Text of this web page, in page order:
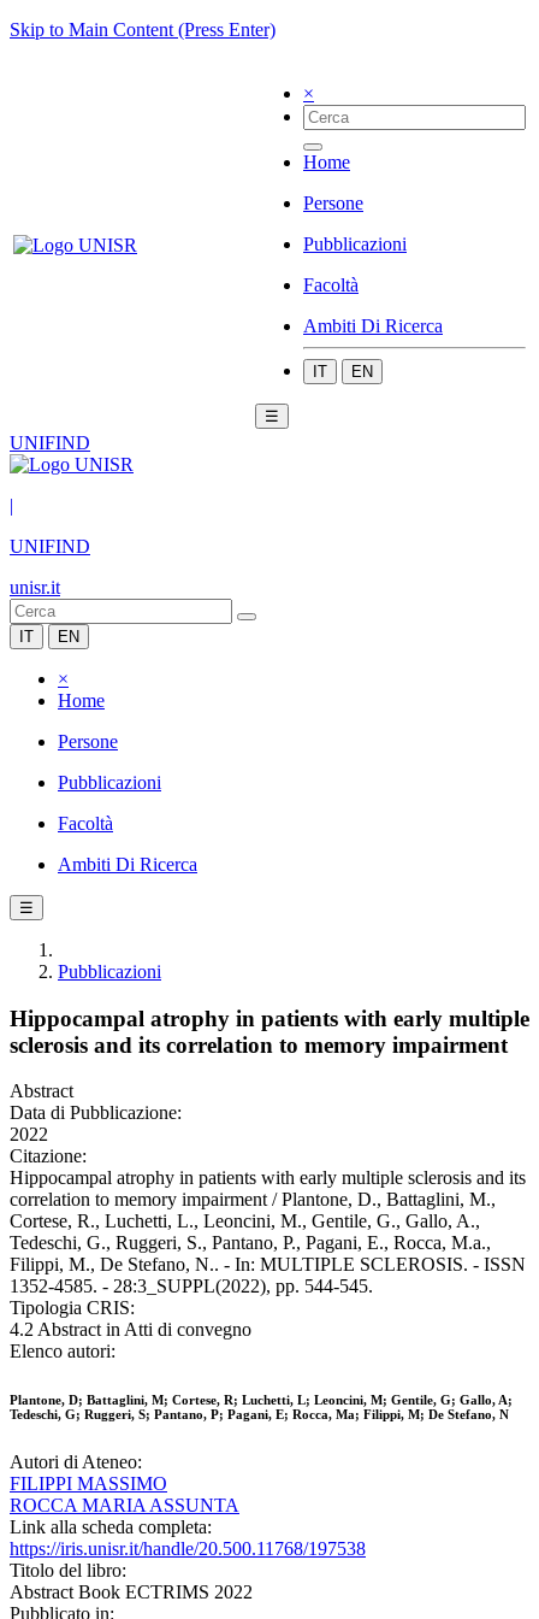
Skip to Main Content (Press Enter)
×
Home
Persone
Pubblicazioni
Facoltà
Ambiti Di Ricerca
IT EN
☰
UNIFIND
|
UNIFIND
unisr.it
IT EN
×
Home
Persone
Pubblicazioni
Facoltà
Ambiti Di Ricerca
☰
Pubblicazioni
Hippocampal atrophy in patients with early multiple
sclerosis and its correlation to memory impairment
Abstract
Data di Pubblicazione:
2022
Citazione:
Hippocampal atrophy in patients with early multiple sclerosis and its
correlation to memory impairment / Plantone, D., Battaglini, M.,
Cortese, R., Luchetti, L., Leoncini, M., Gentile, G., Gallo, A.,
Tedeschi, G., Ruggeri, S., Pantano, P., Pagani, E., Rocca, M.a.,
Filippi, M., De Stefano, N.. - In: MULTIPLE SCLEROSIS. - ISSN
1352-4585. - 28:3_SUPPL(2022), pp. 544-545.
Tipologia CRIS:
4.2 Abstract in Atti di convegno
Elenco autori:
Plantone, D; Battaglini, M; Cortese, R; Luchetti, L; Leoncini, M; Gentile, G; Gallo, A;
Tedeschi, G; Ruggeri, S; Pantano, P; Pagani, E; Rocca, Ma; Filippi, M; De Stefano, N
Autori di Ateneo:
FILIPPI MASSIMO
ROCCA MARIA ASSUNTA
Link alla scheda completa:
https://iris.unisr.it/handle/20.500.11768/197538
Titolo del libro:
Abstract Book ECTRIMS 2022
Pubblicato in: